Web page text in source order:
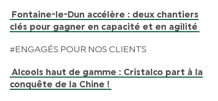
Fontaine-le-Dun accélère : deux chantiers
clés pour gagner en capacité et en agilité
#ENGAGÉS POUR NOS CLIENTS
Alcools haut de gamme : Cristalco part à la
conquête de la Chine !